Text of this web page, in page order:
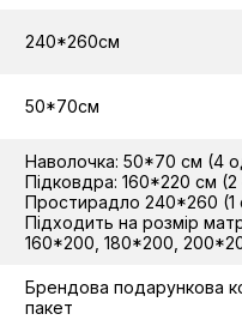
240*260см
50*70см
Наволочка: 50*70 см (4
Підковдра: 160*220 см (2
Простирадло 240*260 (1
Підходить на розмір
160*200, 180*200,
Брендова подарункова
пакет